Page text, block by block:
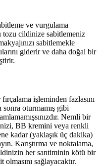
ve vurgulama
tozu cildinize sabitlemeniz
sabitlemekle
giderir ve daha doğal bir
işleminden fazlasını
oturmamış gibi
Nemli bir
BB kremini veya renkli
kadar (yaklaşık üç dakika)
Karıştırma ve noktalama,
her santiminin kötü bir
olmasını sağlayacaktır.